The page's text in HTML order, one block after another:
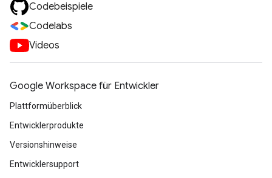
Codebeispiele
Codelabs
Videos
Google Workspace für Entwickler
Plattformüberblick
Entwicklerprodukte
Versionshinweise
Entwicklersupport